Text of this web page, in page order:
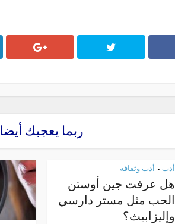
ربما يعجبك أيضا
أدب • أدب وثقافة
هل عرفت جين أوستن
الحب مثل مستر دارسي
وإليزابيث؟